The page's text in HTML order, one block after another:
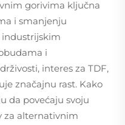
gorivima ključna
i smanjenju
industrijskim
i
interes za TDF,
značajnu rast. Kako
da povećaju svoju
za alternativnim